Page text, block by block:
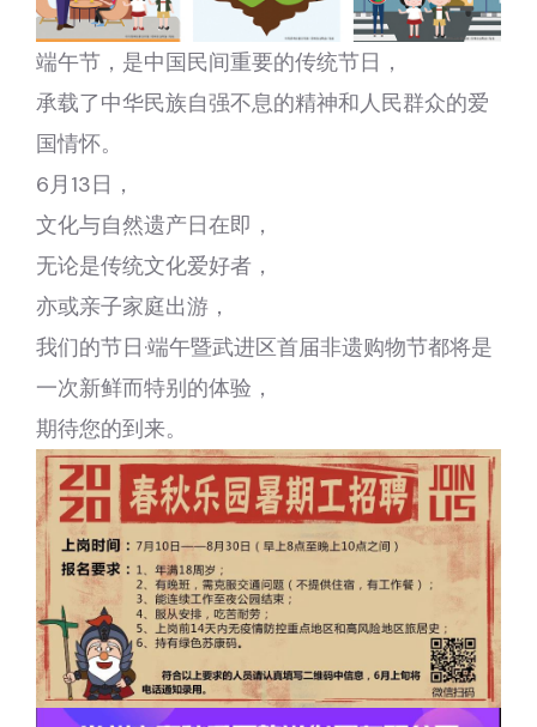
端午节，是中国民间重要的传统节日，
承载了中华民族自强不息的精神和人民群众的爱
国情怀。
6月13日，
文化与自然遗产日在即，
无论是传统文化爱好者，
亦或亲子家庭出游，
我们的节日·端午暨武进区首届非遗购物节都将是
一次新鲜而特别的体验，
期待您的到来。